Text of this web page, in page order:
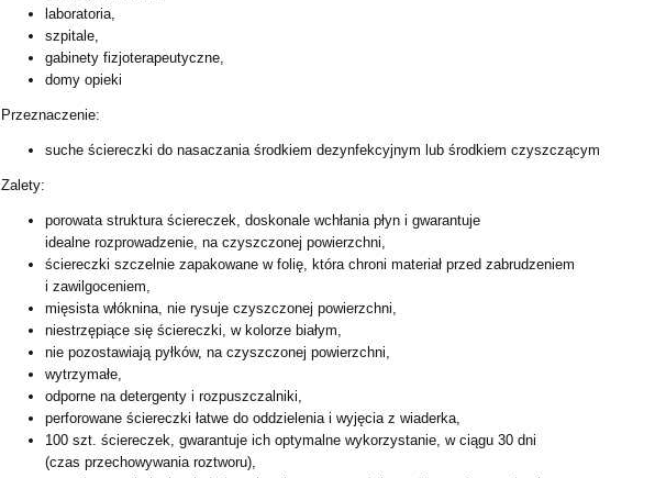
laboratoria,
szpitale,
gabinety fizjoterapeutyczne,
domy opieki
Przeznaczenie:
suche ściereczki do nasaczania środkiem dezynfekcyjnym lub środkiemczyszczącym
Zalety:
porowata struktura ściereczek, doskonale wchłania płyn i gwarantuje
idealnerozprowadzenie, na czyszczonej powierzchni,
ściereczki szczelnie zapakowane w folię, która chroni materiał przed zabrudzeniem
izawilgoceniem,
mięsista włóknina, nie rysuje czyszczonej powierzchni,
niestrzępiące się ściereczki, w kolorze białym,
nie pozostawiają pyłków, na czyszczonej powierzchni,
wytrzymałe,
odporne na detergenty i rozpuszczalniki,
perforowane ściereczki łatwe do oddzielenia i wyjęcia z wiaderka,
100 szt. ściereczek, gwarantuje ich optymalne wykorzystanie, w ciągu 30 dni
(czasprzechowywania roztworu),